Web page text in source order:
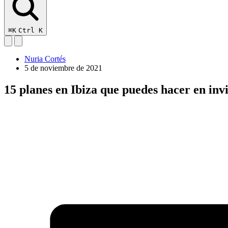
⌘K Ctrl K
Nuria Cortés
5 de noviembre de 2021
15 planes en Ibiza que puedes hacer en